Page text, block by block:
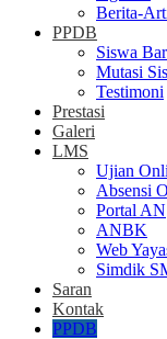
Berita-
PPDB
Siswa
Mutasi
Testimoni
Prestasi
Galeri
LMS
Ujian
Absensi
Portal AN
ANBK
Web
Simdik
Saran
Kontak
PPDB